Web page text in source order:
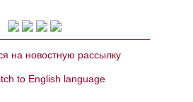
на новостную рассылку
to English language